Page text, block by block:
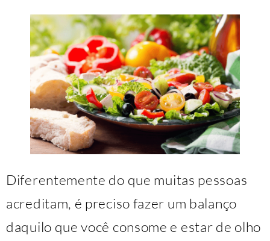
Diferentemente do que muitas pessoas
acreditam, é preciso fazer um balanço
daquilo que você consome e estar de olho